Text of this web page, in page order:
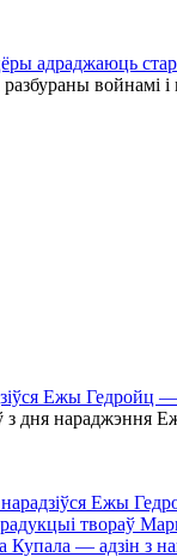
адраджаюць
войнамі і
Ежы Гедройц
з дня нараджэння
Ежы
твораў
Купала — адзін з